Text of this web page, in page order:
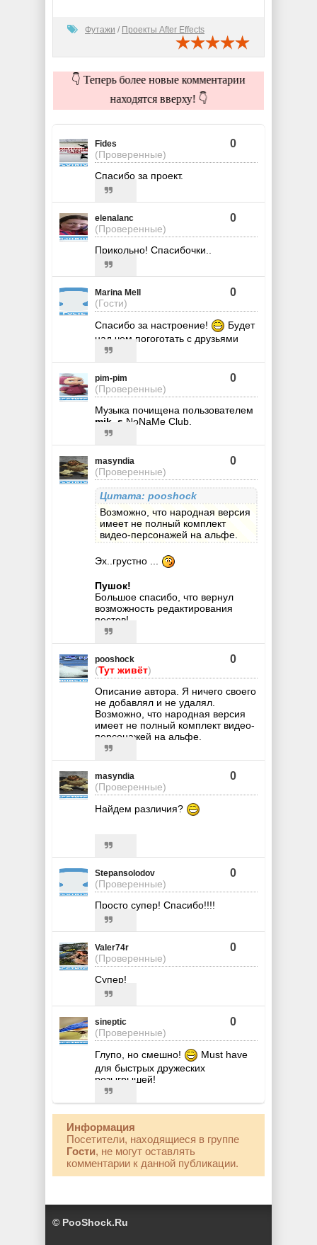
Футажи / Проекты After Effects
👇 Теперь более новые комментарии
находятся вверху! 👇
Fides
(Проверенные)
0
Спасибо за проект.
elenalanc
(Проверенные)
0
Прикольно! Спасибочки..
Marina Mell
(Гости)
0
Спасибо за настроение!
Будет
над чем погоготать с друзьями
pim-pim
(Проверенные)
0
Музыка почищена пользователем
mik_s NoNaMe Club.
masyndia
(Проверенные)
0
Цитата: pooshock
Возможно, что народная версия
имеет не полный комплект
видео-персонажей на альфе.
Эх..грустно ...
Пушок!
Большое спасибо, что вернул
возможность редактирования
постов!
pooshock
(Тут живёт)
0
Описание автора. Я ничего своего
не добавлял и не удалял.
Возможно, что народная версия
имеет не полный комплект видео-
персонажей на альфе.
masyndia
(Проверенные)
0
Найдем различия?
Stepansolodov
(Проверенные)
0
Просто супер! Спасибо!!!!
Valer74r
(Проверенные)
0
Супер!
sineptic
(Проверенные)
0
Глупо, но смешно!
Must have
для быстрых дружеских
розыгрышей!
Информация
Посетители, находящиеся в группе
Гости, не могут оставлять
комментарии к данной публикации.
© PooShock.Ru